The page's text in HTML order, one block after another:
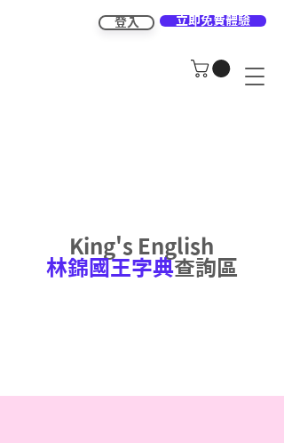
登入 立即免費體驗
King's English
林錦國王字典查詢區